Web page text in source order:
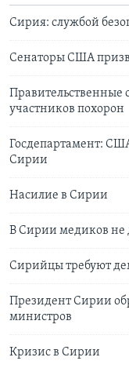
Сирия: службой
Cенаторы США
Правительственные
участников похорон
Госдепартамент:
Сирии
Насилие в Сирии
В Сирии медиков не
Сирийцы требуют
Президент Сирии
министров
Кризис в Сирии